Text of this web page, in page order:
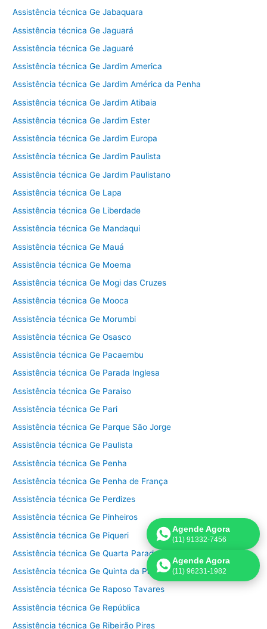
Assistência técnica Ge Jabaquara
Assistência técnica Ge Jaguará
Assistência técnica Ge Jaguaré
Assistência técnica Ge Jardim America
Assistência técnica Ge Jardim América da Penha
Assistência técnica Ge Jardim Atibaia
Assistência técnica Ge Jardim Ester
Assistência técnica Ge Jardim Europa
Assistência técnica Ge Jardim Paulista
Assistência técnica Ge Jardim Paulistano
Assistência técnica Ge Lapa
Assistência técnica Ge Liberdade
Assistência técnica Ge Mandaqui
Assistência técnica Ge Mauá
Assistência técnica Ge Moema
Assistência técnica Ge Mogi das Cruzes
Assistência técnica Ge Mooca
Assistência técnica Ge Morumbi
Assistência técnica Ge Osasco
Assistência técnica Ge Pacaembu
Assistência técnica Ge Parada Inglesa
Assistência técnica Ge Paraiso
Assistência técnica Ge Pari
Assistência técnica Ge Parque São Jorge
Assistência técnica Ge Paulista
Assistência técnica Ge Penha
Assistência técnica Ge Penha de França
Assistência técnica Ge Perdizes
Assistência técnica Ge Pinheiros
Assistência técnica Ge Piqueri
Assistência técnica Ge Quarta Parada
Assistência técnica Ge Quinta da Paineira
Assistência técnica Ge Raposo Tavares
Assistência técnica Ge República
Assistência técnica Ge Ribeirão Pires
Agende Agora
(11) 91332-7456
Agende Agora
(11) 96231-1982